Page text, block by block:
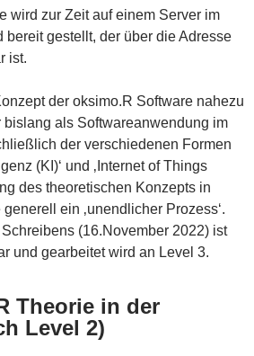
wird zur Zeit auf einem Server im
bereit gestellt, der über die Adresse
ist.
der oksimo.R Software nahezu
als Softwareanwendung im
der verschiedenen Formen
(KI)‘ und ‚Internet of Things
des theoretischen Konzepts in
ein ‚unendlicher Prozess‘.
(16.November 2022) ist
und gearbeitet wird an Level 3.
Theorie in der
Level 2)